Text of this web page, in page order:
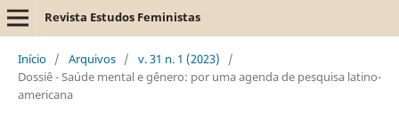
Revista Estudos Feministas
Início / Arquivos / v. 31 n. 1 (2023)
/
Dossiê - Saúde mental e gênero: por uma agenda de pesquisa latino-
americana